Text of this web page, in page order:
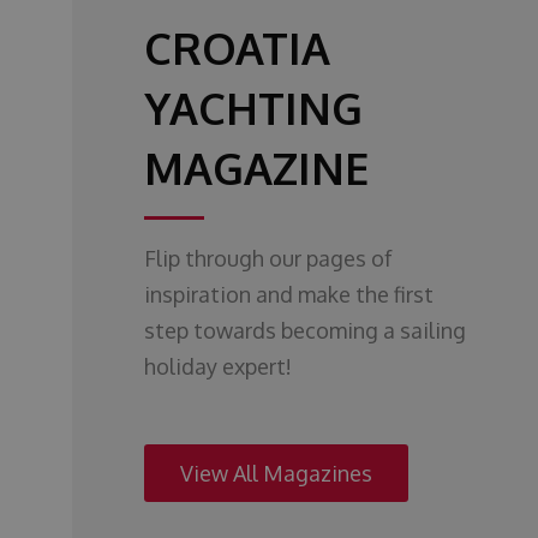
CROATIA
YACHTING
MAGAZINE
Flip through our pages of
inspiration and make the first
step towards becoming a sailing
holiday expert!
View All Magazines